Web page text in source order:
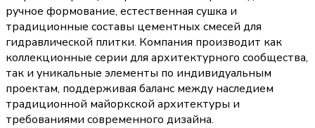
ручное формование, естественная сушка и
традиционные составы цементных смесей для
гидравлической плитки. Компания производит как
коллекционные серии для архитектурного сообщества,
так и уникальные элементы по индивидуальным
проектам, поддерживая баланс между наследием
традиционной майоркской архитектуры и
требованиями современного дизайна.